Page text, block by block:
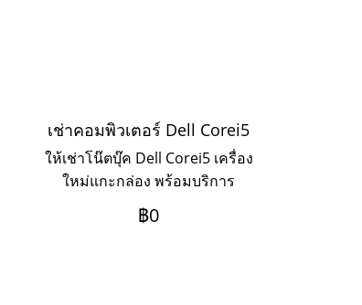
เช่าคอมพิวเตอร์ Dell Corei5
ให้เช่าโน๊ตบุ๊ค Dell Corei5 เครื่อง
ใหม่แกะกล่อง พร้อมบริการ
Onsite Service ระยะเช่า 3ปี
ชำระเป็นรายเดือน หากต้องการ
฿0